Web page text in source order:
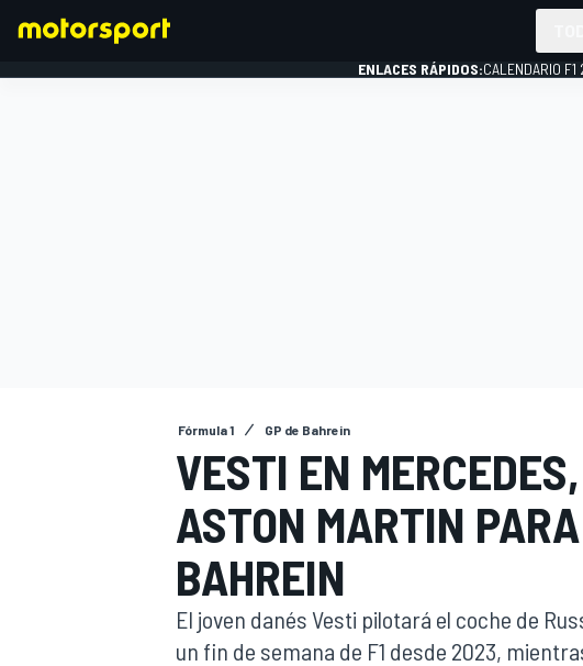
INDYCAR
ENLACES RÁPIDOS:CALENDARIO F1
Fórmula 1 GP de Bahrein
VESTI EN
ASTON MARTIN
BAHREIN
El joven danés Vesti pilotará el coche de
un fin de semana de F1 desde 2023,